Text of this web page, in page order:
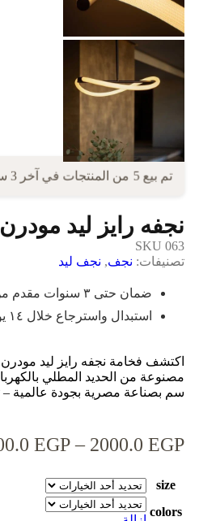
تم بيع 5 من المنتجات في آخر 3 ساعات!
نجفه رايز ليد مودرن
SKU 063
تصنيفات: نجف, نجف ليد
ضمان حتى ٣ سنوات مقدم من وهج
استبدال واسترجاع خلال ١٤ يوم
اكتشف فخامة نجفه رايز ليد مودرن
سم بصناعة مصرية بجودة عالمية –
2000.0 EGP
–
EGP
size
colors